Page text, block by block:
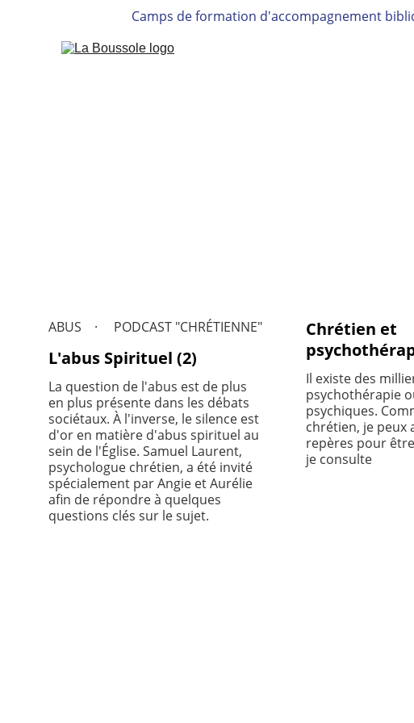
Camps de formation d'accompagnement
ABUS PODCAST "CHRÉTIENNE"
L'abus Spirituel (2)
La question de l'abus est de plus
en plus présente dans les débats
sociétaux. À l'inverse, le silence est
d'or en matière d'abus spirituel au
sein de l'Église. Samuel Laurent,
psychologue chrétien, a été invité
spécialement par Angie et Aurélie
afin de répondre à quelques
questions clés sur le sujet.
Chrétien et
Il existe des
psychothérapie
psychiques.
chrétien, je peux
repères pour
je consulte